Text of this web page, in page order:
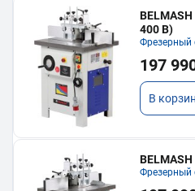
400 В)
Фрезерный
197
В
Фрезерный